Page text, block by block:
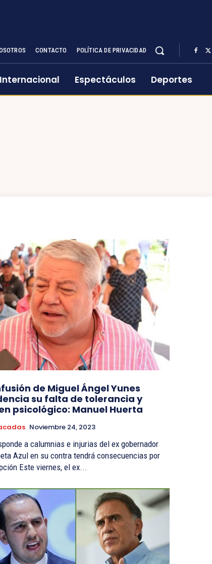
CONTACTO POLÍTICA DE PRIVACIDAD
Internacional Espectáculos Deportes
de Miguel Ángel Yunes
su falta de tolerancia y
psicológico: Manuel Huerta
Noviembre 24, 2023
Azul en su contra tendrá consecuencias por
corrupción Este viernes, el ex...